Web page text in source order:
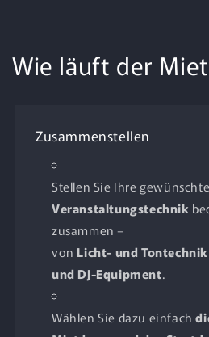
Wie läuft der
Zusammenstellen
Stellen Sie Ihre gewünschte
Veranstaltungstechnik
zusammen –
von Licht- und Tontechnik
und DJ-Equipment.
Wählen Sie dazu einfach